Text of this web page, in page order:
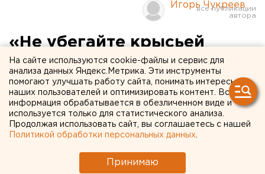
Игорь Чукреев
«Не убегайте крысьей
побежкой от опасности на
неизвестность»: жители
Донбасса рассказали ЕАН,
как выжить без айфонов
свою командировку в Донбасс, регион, где за
На сайте используются cookie-файлы и сервис для
анализа данных Яндекс.Метрика. Эти инструменты
помогают улучшать работу сайта, понимать интересы
наших пользователей и оптимизировать контент. Вся
информация обрабатывается в обезличенном виде и
используется только для статистического анализа.
Продолжая использовать сайт, вы соглашаетесь с нашей
Политикой обработки персональных данных
Принимаю